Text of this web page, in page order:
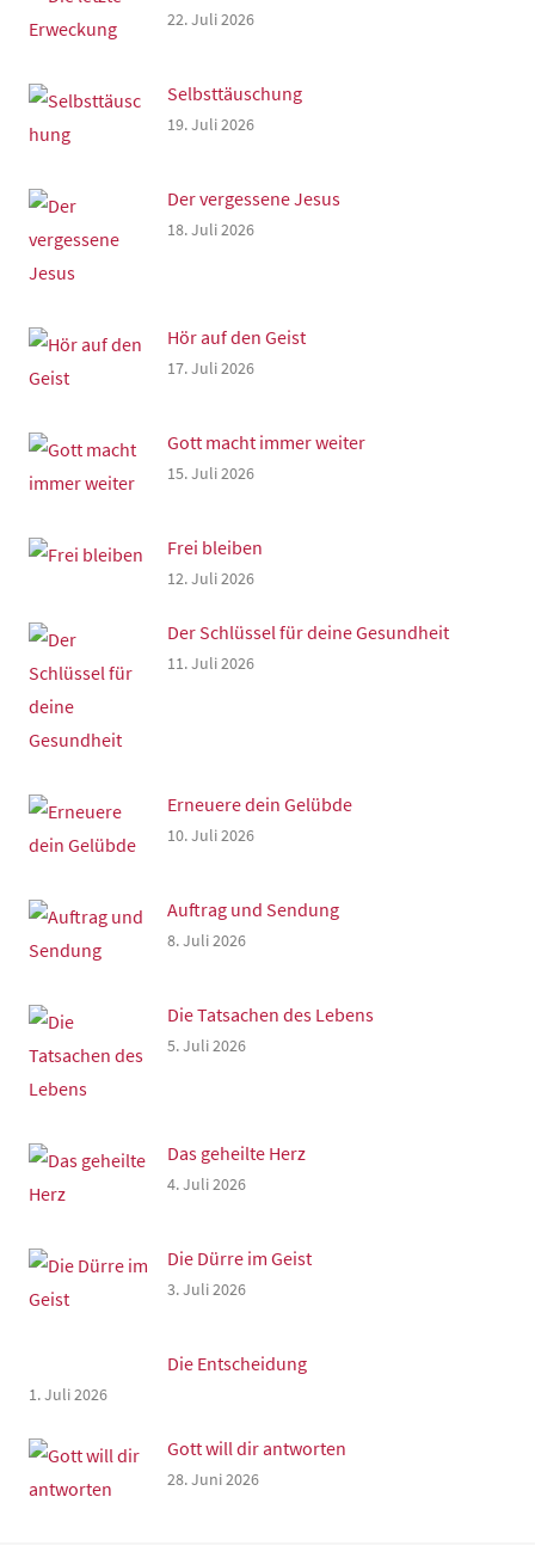
22. Juli 2026
Selbsttäuschung
19. Juli 2026
Der vergessene Jesus
18. Juli 2026
Hör auf den Geist
17. Juli 2026
Gott macht immer weiter
15. Juli 2026
Frei bleiben
12. Juli 2026
Der Schlüssel für deine Gesundheit
11. Juli 2026
Erneuere dein Gelübde
10. Juli 2026
Auftrag und Sendung
8. Juli 2026
Die Tatsachen des Lebens
5. Juli 2026
Das geheilte Herz
4. Juli 2026
Die Dürre im Geist
3. Juli 2026
Die Entscheidung
1. Juli 2026
Gott will dir antworten
28. Juni 2026